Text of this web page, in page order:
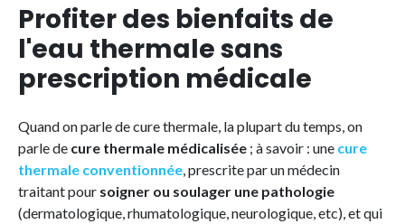
Profiter des bienfaits de
l'eau thermale sans
prescription médicale
Quand on parle de cure thermale, la plupart du temps, on
parle de cure thermale médicalisée ; à savoir : une cure
thermale conventionnée, prescrite par un médecin
traitant pour soigner ou soulager une pathologie
(dermatologique, rhumatologique, neurologique, etc), et qui